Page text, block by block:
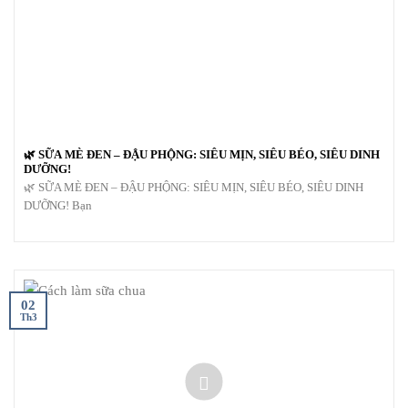
🌿 SỮA MÈ ĐEN – ĐẬU PHỘNG: SIÊU MỊN, SIÊU BÉO, SIÊU DINH
DƯỠNG!
🌿 SỮA MÈ ĐEN – ĐẬU PHỘNG: SIÊU MỊN, SIÊU BÉO, SIÊU DINH
DƯỠNG! Bạn
02
Th3